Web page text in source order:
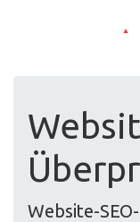
Website-